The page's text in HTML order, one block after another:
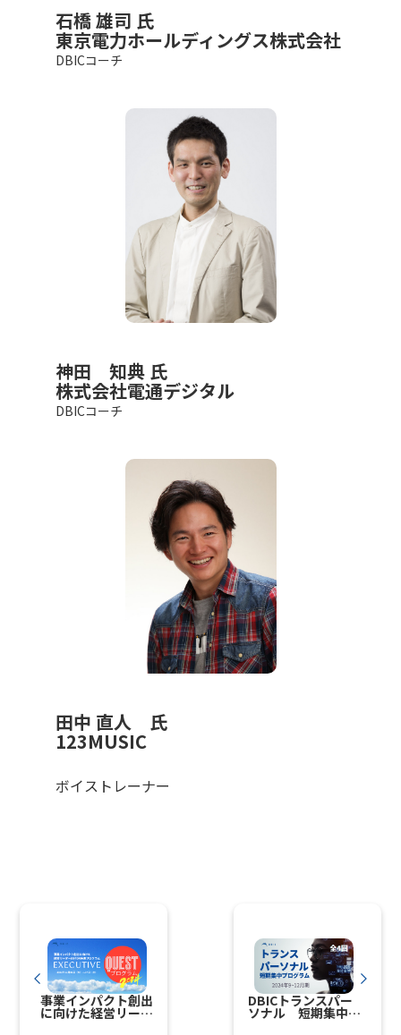
石橋 雄司 氏
東京電力ホールディングス株式会社
DBICコーチ
神田 知典 氏
株式会社電通デジタル
DBICコーチ
田中 直人 氏
123MUSIC
ボイストレーナー
事業インパクト創出
に向けた経営リーダ
ー向けDX共進プロ
DBICトランスパー
ソナル 短期集中プ
ログラム 2024年9